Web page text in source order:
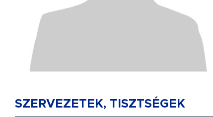
SZERVEZETEK, TISZTSÉGEK